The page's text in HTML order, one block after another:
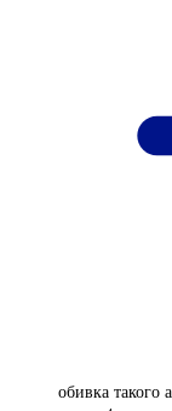
обивка такого